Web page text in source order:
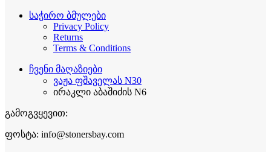
საჭირო ბმულები
Privacy Policy
Returns
Terms & Conditions
ჩვენი მაღაზიები
ვაჟა ფშაველას N30
ირაკლი აბაშიძის N6
გამოგვყევით:
ფოსტა: info@stonersbay.com